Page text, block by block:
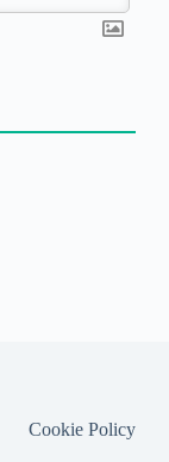
Cookie Policy